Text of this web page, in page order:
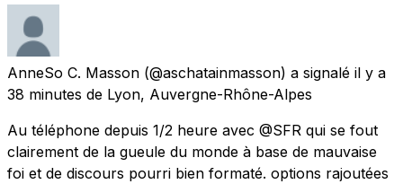
AnneSo C. Masson (@aschatainmasson) a signalé il y a
38 minutes de Lyon, Auvergne-Rhône-Alpes
Au téléphone depuis 1/2 heure avec @SFR qui se fout
clairement de la gueule du monde à base de mauvaise
foi et de discours pourri bien formaté. options rajoutées